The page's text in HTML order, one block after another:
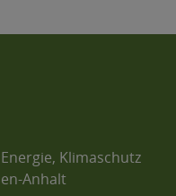
Klimaschutz
Anhalt